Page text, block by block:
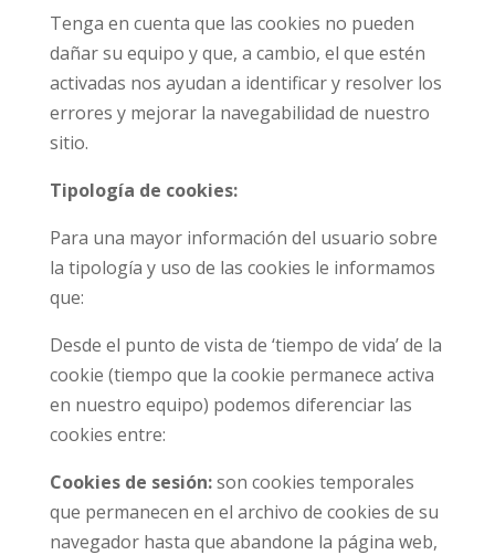
Tenga en cuenta que las cookies no pueden
dañar su equipo y que, a cambio, el que estén
activadas nos ayudan a identificar y resolver los
errores y mejorar la navegabilidad de nuestro
sitio.
Tipología de cookies:
Para una mayor información del usuario sobre
la tipología y uso de las cookies le informamos
que:
Desde el punto de vista de ‘tiempo de vida’ de la
cookie (tiempo que la cookie permanece activa
en nuestro equipo) podemos diferenciar las
cookies entre:
Cookies de sesión:son cookies temporales
que permanecen en el archivo de cookies de su
navegador hasta que abandone la página web,